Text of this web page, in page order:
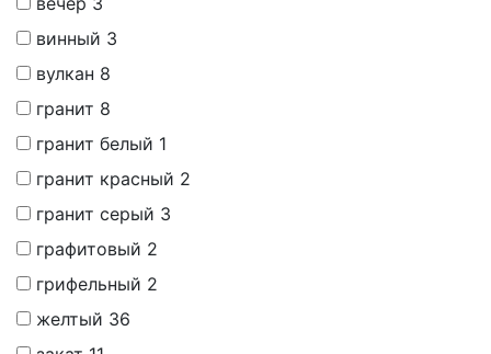
винный 3
вулкан 8
гранит 8
гранит белый 1
гранит красный 2
гранит серый 3
графитовый 2
грифельный 2
желтый 36